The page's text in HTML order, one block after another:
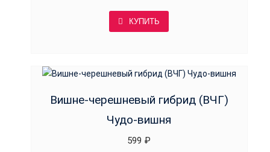
КУПИТЬ
Вишне-черешневый гибрид (ВЧГ)
Чудо-вишня
599 ₽